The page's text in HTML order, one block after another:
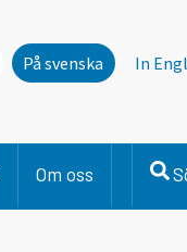
På svenska In
Om oss